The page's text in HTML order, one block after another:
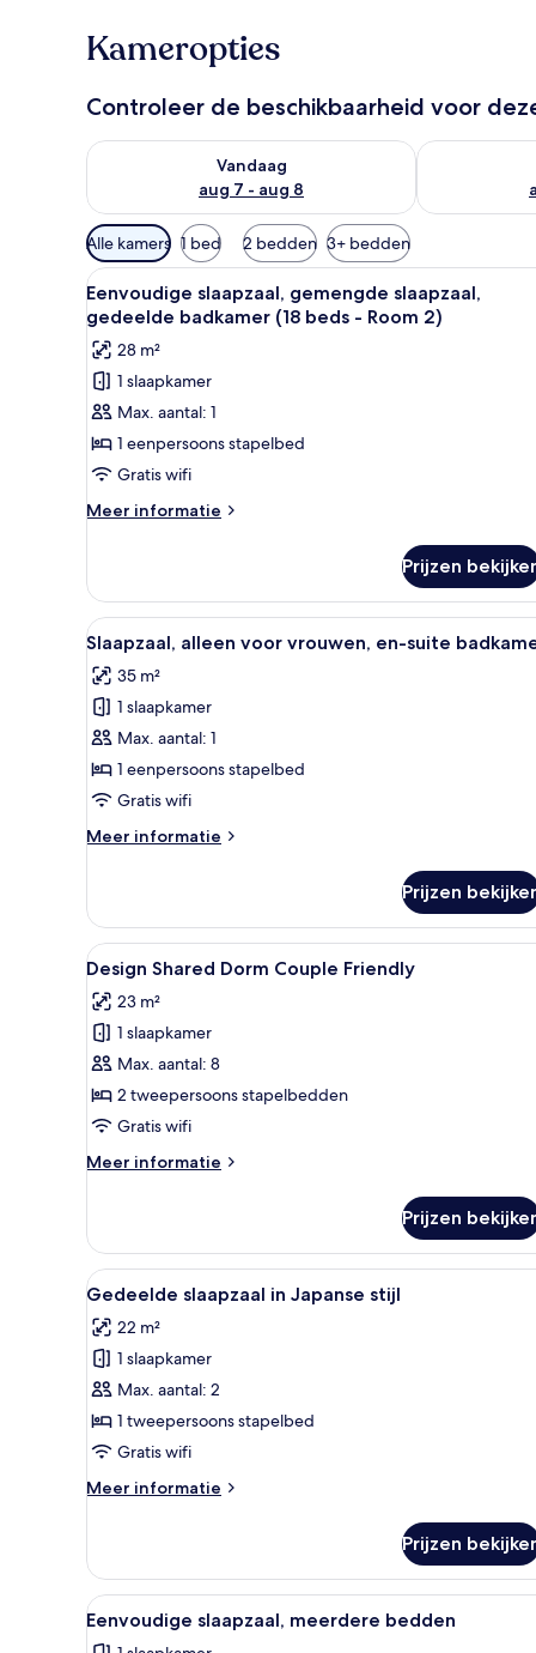
Kameropties
Controleer de beschikbaarheid voor
Vandaag
aug 7 - aug 8
De beschikbaarheid controleren voor vanavond aug
De
Beschikbare
filters
voor
kamers
Alle kamers 1 bed 2 bedden 3+ bedden
Alle
foto's
voor
Eenvoudige
slaapzaal,
gemengde
slaapzaal,
gedeelde
badkamer
(18
-
Room
2)
laden
Een slaapzaal met
6
Eenvoudige slaapzaal, gemengde slaapzaal,
gedeelde badkamer (18 beds - Room 2)
28 m²
1 slaapkamer
Max. aantal: 1
1 eenpersoons stapelbed
Gratis wifi
Meer informatie
Meer
slaapzaal,
gemengde
slaapzaal,
gedeelde
badkamer
(18
beds
-
Room
2)
Prijzen
Alle
foto's
voor
Slaapzaal,
alleen
voor
vrouwen,
suite
Een slaapkamer met
5
Slaapzaal, alleen voor vrouwen, en-suite
35 m²
1 slaapkamer
Max. aantal: 1
1 eenpersoons stapelbed
Gratis wifi
Meer informatie
Meer
alleen
voor
vrouwen,
suite
badkamer
Prijzen
Alle
foto's
voor
Design
Shared
Dorm
Couple
laden
Design Shared Dorm
8
Design Shared Dorm Couple Friendly
23 m²
1 slaapkamer
Max. aantal: 8
2 tweepersoons stapelbedden
Gratis wifi
Meer informatie
Meer
Shared
Dorm
Couple
Prijzen
Alle
foto's
voor
Gedeelde
slaapzaal
in
Japanse
laden
Een kleine kamer met een
6
Gedeelde slaapzaal in Japanse stijl
22 m²
1 slaapkamer
Max. aantal: 2
1 tweepersoons stapelbed
Gratis wifi
Meer informatie
Meer
slaapzaal
in
Japanse
Prijzen
Alle
foto's
Een slaapzaal met
3
Eenvoudige slaapzaal, meerdere bedden